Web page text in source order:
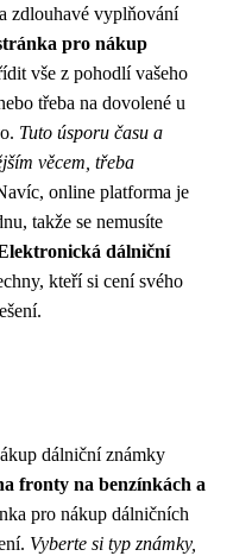
zdlouhavé vyplňování
pro nákup
vše z pohodlí vašeho
třeba na dovolené u
Tuto úsporu času a
věcem, třeba
online platforma je
takže se nemusíte
dálniční
kteří si cení svého
dálniční známky
fronty na benzínkách a
pro nákup dálničních
Vyberte si typ známky,